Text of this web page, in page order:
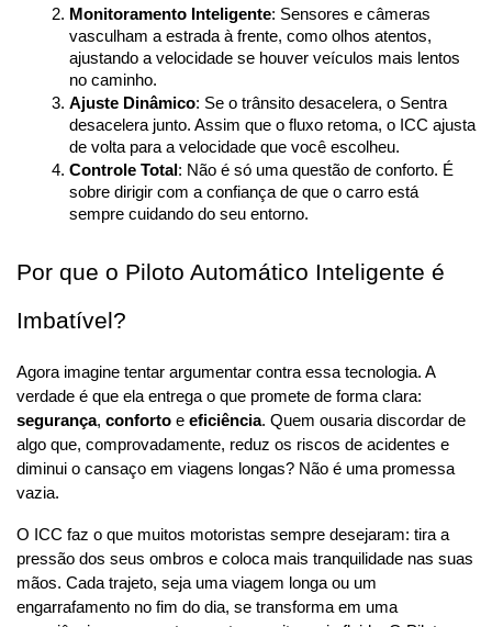
Monitoramento Inteligente: Sensores e câmeras
vasculham a estrada à frente, como olhos atentos,
ajustando a velocidade se houver veículos mais lentos
no caminho.
Ajuste Dinâmico: Se o trânsito desacelera, o Sentra
desacelera junto. Assim que o fluxo retoma, o ICC ajusta
de volta para a velocidade que você escolheu.
Controle Total : Não é só uma questão de conforto. É
sobre dirigir com a confiança de que o carro está
sempre cuidando do seu entorno.
Por que o Piloto Automático Inteligente é
Imbatível?
Agora imagine tentar argumentar contra essa tecnologia. A
segurança, conforto e eficiência. Quem ousaria discordar de
algo que, comprovadamente, reduz os riscos de acidentes e
diminui o cansaço em viagens longas? Não é uma promessa
vazia.
O ICC faz o que muitos motoristas sempre desejaram: tira a
pressão dos seus ombros e coloca mais tranquilidade nas suas
mãos. Cada trajeto, seja uma viagem longa ou um
engarrafamento no fim do dia, se transforma em uma